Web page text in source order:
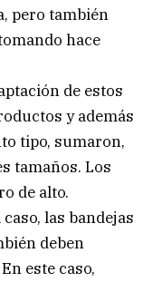
pero también
hace
de estos
y además
tipo, sumaron,
tamaños. Los
de alto.
las bandejas
deben
este caso,